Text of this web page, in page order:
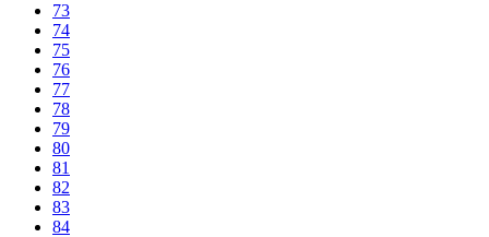
73
74
75
76
77
78
79
80
81
82
83
84